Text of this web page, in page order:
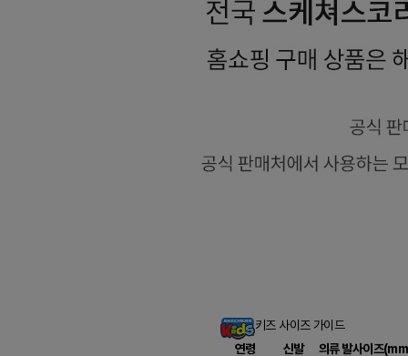
키즈 사이즈 가이드
연령
신발 의류발사이즈